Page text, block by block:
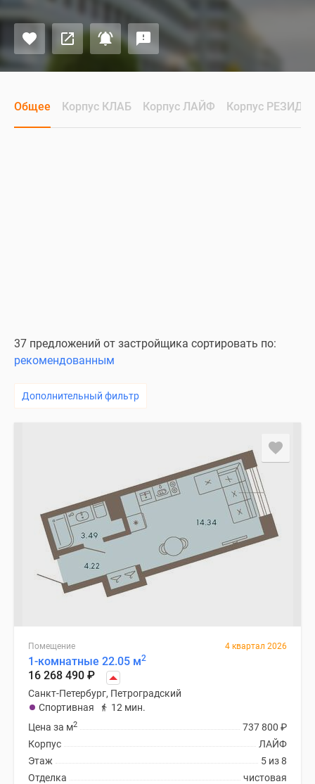
Общее Корпус КЛАБ Корпус ЛАЙФ Корпус
37 предложений от застройщика сортировать по:
рекомендованным
Дополнительный фильтр
Помещение 4 квартал 2026
1-комнатные 22.05 м2
16 268 490 ₽
Санкт-Петербург, Петроградский
Спортивная
12 мин.
737 800 ₽
Цена за м2
ЛАЙФ
Корпус
5 из 8
Этаж
чистовая
Отделка